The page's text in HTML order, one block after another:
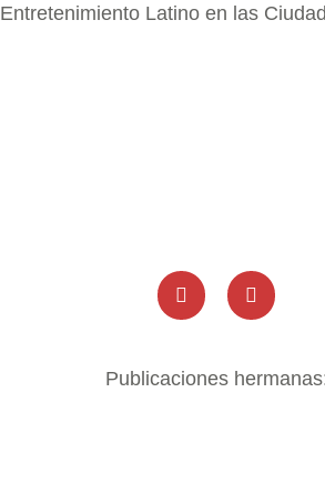
Entretenimiento Latino en las
Publicaciones